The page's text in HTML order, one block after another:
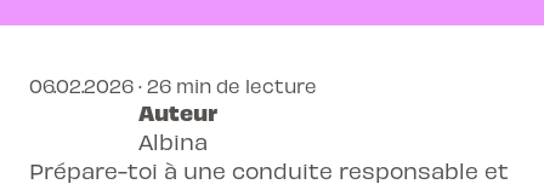
Prépare-toi à une conduite responsable et
06.02.2026 · 26 min de lecture
Auteur
Albina